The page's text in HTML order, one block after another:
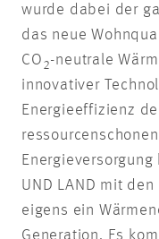
wurde dabei der
das neue
CO 2-neutrale
innovativer
Energieeffizienz
UND LAND mit
eigens ein
Generation. Es